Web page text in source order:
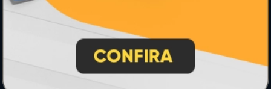
PARTICIPE